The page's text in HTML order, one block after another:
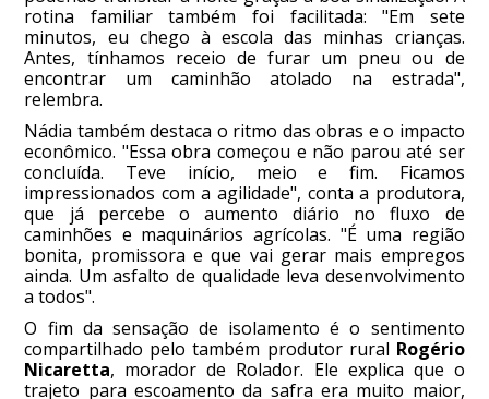
rotina familiar também foi facilitada: "Em sete
minutos, eu chego à escola das minhas crianças.
Antes, tínhamos receio de furar um pneu ou de
encontrar um caminhão atolado na estrada",
relembra.
Nádia também destaca o ritmo das obras e o impacto
econômico. "Essa obra começou e não parou até ser
concluída. Teve início, meio e fim. Ficamos
impressionados com a agilidade", conta a produtora,
que já percebe o aumento diário no fluxo de
caminhões e maquinários agrícolas. "É uma região
bonita, promissora e que vai gerar mais empregos
ainda. Um asfalto de qualidade leva desenvolvimento
a todos".
O fim da sensação de isolamento é o sentimento
compartilhado pelo também produtor rural Rogério
Nicaretta, morador de Rolador. Ele explica que o
trajeto para escoamento da safra era muito maior,